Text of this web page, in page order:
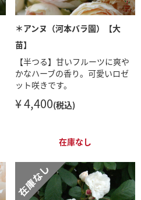
＊アンヌ（河本バラ園）【大
苗】
【半つる】甘いフルーツに爽や
かなハーブの香り。可愛いロゼ
ット咲きです。
¥ 4,400(税込)
在庫なし